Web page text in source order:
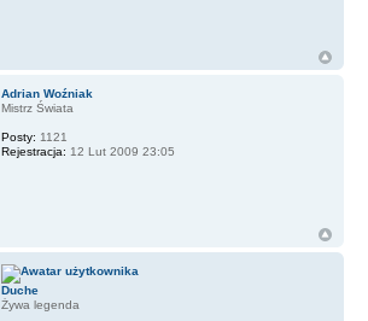
Adrian Woźniak
Mistrz Świata
Posty: 1121
Rejestracja: 12 Lut 2009 23:05
Duche
Żywa legenda